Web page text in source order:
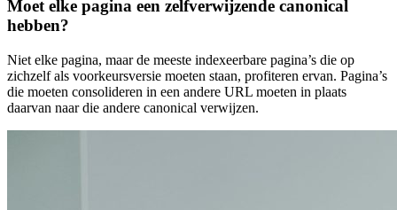
Moet elke pagina een zelfverwijzende canonical
hebben?
Niet elke pagina, maar de meeste indexeerbare pagina’s die op
zichzelf als voorkeursversie moeten staan, profiteren ervan. Pagina’s
die moeten consolideren in een andere URL moeten in plaats
daarvan naar die andere canonical verwijzen.